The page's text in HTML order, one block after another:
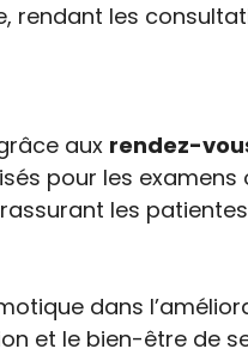
rendant les
aux rendez-
pour les examens
les
dans
et le bien-être de